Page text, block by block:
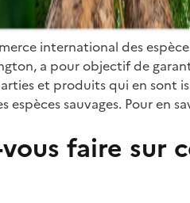
international des
a pour objectif de
et produits qui en sont
sauvages. Pour en
faire sur